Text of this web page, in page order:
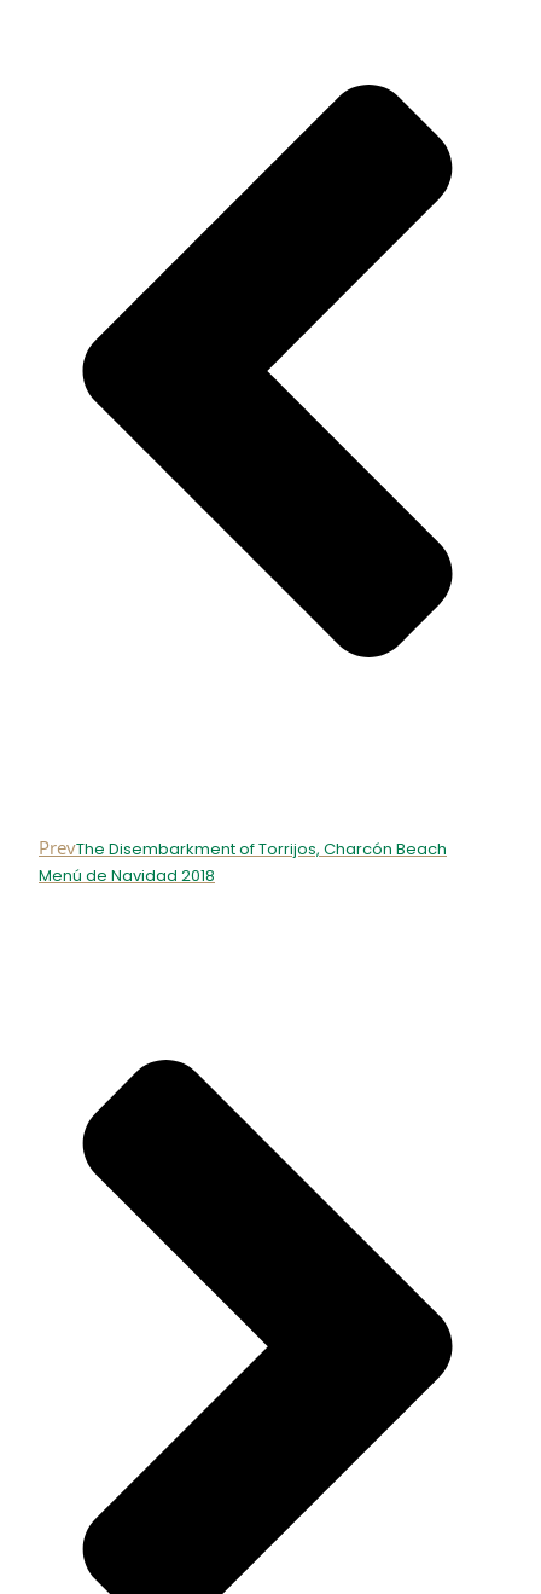
PrevThe Disembarkment of Torrijos, Charcón Beach
Menú de Navidad 2018